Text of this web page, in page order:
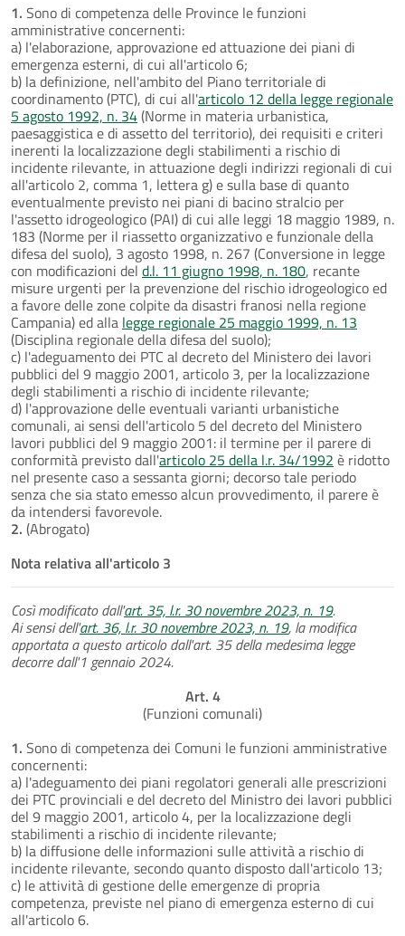
1. Sono di competenza delle Province le funzioni
amministrative concernenti:
a) l'elaborazione, approvazione ed attuazione dei piani di
emergenza esterni, di cui all'articolo 6;
b) la definizione, nell'ambito del Piano territoriale di
coordinamento (PTC), di cui all'articolo 12 della legge regionale
5 agosto 1992, n. 34(Norme in materia urbanistica,
paesaggistica e di assetto del territorio), dei requisiti e criteri
inerenti la localizzazione degli stabilimenti a rischio di
incidente rilevante, in attuazione degli indirizzi regionali di cui
all'articolo 2, comma 1, lettera g) e sulla base di quanto
eventualmente previsto nei piani di bacino stralcio per
l'assetto idrogeologico (PAI) di cui alle leggi 18 maggio 1989, n.
183 (Norme per il riassetto organizzativo e funzionale della
difesa del suolo), 3 agosto 1998, n. 267 (Conversione in legge
con modificazioni del d.l. 11 giugno 1998, n. 180, recante
misure urgenti per la prevenzione del rischio idrogeologico ed
a favore delle zone colpite da disastri franosi nella regione
Campania) ed alla legge regionale 25 maggio 1999, n. 13
(Disciplina regionale della difesa del suolo);
c) l'adeguamento dei PTC al decreto del Ministero dei lavori
pubblici del 9 maggio 2001, articolo 3, per la localizzazione
degli stabilimenti a rischio di incidente rilevante;
d) l'approvazione delle eventuali varianti urbanistiche
comunali, ai sensi dell'articolo 5 del decreto del Ministero
lavori pubblici del 9 maggio 2001: il termine per il parere di
conformità previsto dall'articolo 25 della l.r. 34/1992 è ridotto
nel presente caso a sessanta giorni; decorso tale periodo
senza che sia stato emesso alcun provvedimento, il parere è
da intendersi favorevole.
2. (Abrogato)
Nota relativa all'articolo 3
Così modificato dall'art. 35, l.r. 30 novembre 2023, n. 19.
Ai sensi dell'art. 36, l.r. 30 novembre 2023, n. 19, la modifica
apportata a questo articolo dall'art. 35 della medesima legge
decorre dall'1 gennaio 2024.
Art. 4
(Funzioni comunali)
1. Sono di competenza dei Comuni le funzioni amministrative
concernenti:
a) l'adeguamento dei piani regolatori generali alle prescrizioni
dei PTC provinciali e del decreto del Ministro dei lavori pubblici
del 9 maggio 2001, articolo 4, per la localizzazione degli
stabilimenti a rischio di incidente rilevante;
b) la diffusione delle informazioni sulle attività a rischio di
incidente rilevante, secondo quanto disposto dall'articolo 13;
c) le attività di gestione delle emergenze di propria
competenza, previste nel piano di emergenza esterno di cui
all'articolo 6.